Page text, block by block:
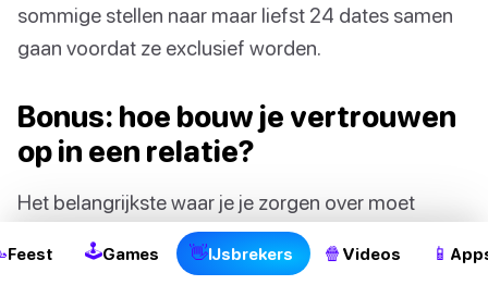
sommige stellen naar maar liefst 24 dates samen
gaan voordat ze exclusief worden.
Bonus: hoe bouw je vertrouwen
op in een relatie?
Het belangrijkste waar je je zorgen over moet
maken als je een relatie begint, is vertrouwen.
Vertrouwen is niet iets dat je alleen maar geeft of
Feest 🕹Games 👋IJsbrekers 🍿 Videos 📱